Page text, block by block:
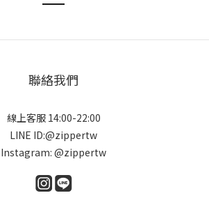
聯絡我們
線上客服 14:00-22:00
LINE ID:@zippertw
Instagram: @zippertw